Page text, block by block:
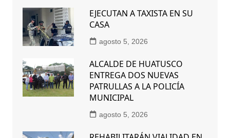
EJECUTAN A TAXISTA EN SU
CASA
agosto 5, 2026
ALCALDE DE HUATUSCO
ENTREGA DOS NUEVAS
PATRULLAS A LA POLICÍA
MUNICIPAL
agosto 5, 2026